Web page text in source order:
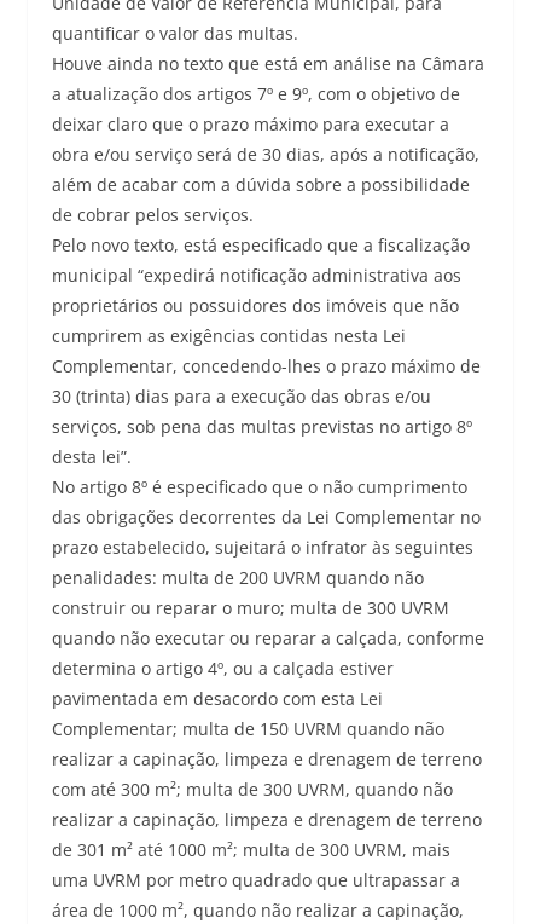
quantificar o valor das multas.
Houve ainda no texto que está em análise na Câmara
a atualização dos artigos 7º e 9º, com o objetivo de
deixar claro que o prazo máximo para executar a
obra e/ou serviço será de 30 dias, após a notificação,
além de acabar com a dúvida sobre a possibilidade
de cobrar pelos serviços.
Pelo novo texto, está especificado que a fiscalização
municipal “expedirá notificação administrativa aos
proprietários ou possuidores dos imóveis que não
cumprirem as exigências contidas nesta Lei
Complementar, concedendo-lhes o prazo máximo de
30 (trinta) dias para a execução das obras e/ou
serviços, sob pena das multas previstas no artigo 8º
desta lei”.
No artigo 8º é especificado que o não cumprimento
das obrigações decorrentes da Lei Complementar no
prazo estabelecido, sujeitará o infrator às seguintes
penalidades: multa de 200 UVRM quando não
construir ou reparar o muro; multa de 300 UVRM
quando não executar ou reparar a calçada, conforme
determina o artigo 4º, ou a calçada estiver
pavimentada em desacordo com esta Lei
Complementar; multa de 150 UVRM quando não
realizar a capinação, limpeza e drenagem de terreno
com até 300 m²; multa de 300 UVRM, quando não
realizar a capinação, limpeza e drenagem de terreno
de 301 m² até 1000 m²; multa de 300 UVRM, mais
uma UVRM por metro quadrado que ultrapassar a
área de 1000 m², quando não realizar a capinação,